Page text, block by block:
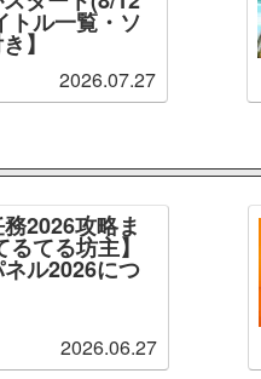
トル一覧・ソ
】
2026.07.27
2026攻略ま
るてる坊主】
ル2026につ
2026.06.27